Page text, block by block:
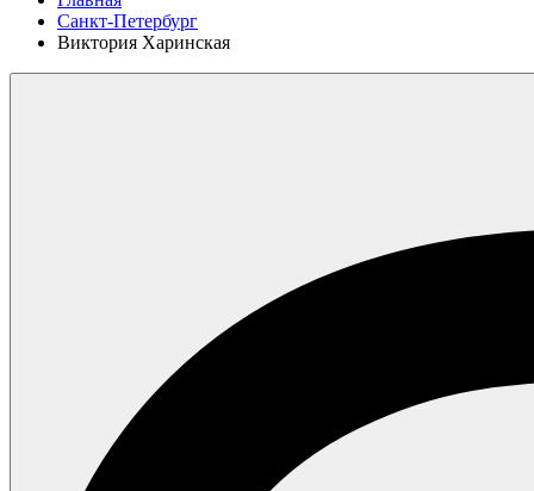
Санкт-Петербург
Виктория Харинская